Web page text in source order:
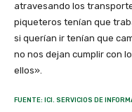
atravesando los
piqueteros tenían que
si querían ir tenían que
no nos dejan cumplir con
ellos».
FUENTE: ICI. SERVICIOS DE